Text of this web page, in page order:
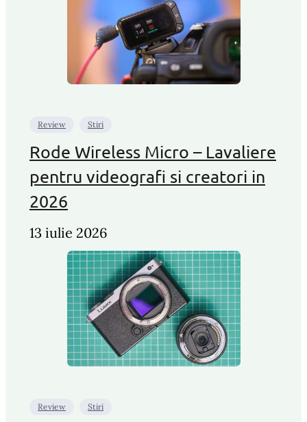
Review Stiri
Rode Wireless Micro – Lavaliere
pentru videografi si creatori in
2026
13 iulie 2026
Review Stiri